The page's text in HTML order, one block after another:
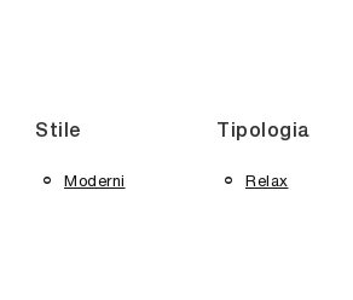
Stile
Moderni
Tipologia
Relax